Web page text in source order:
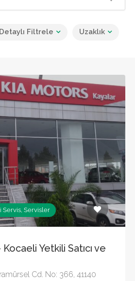
Detaylı Filtrele Uzaklık
Servis, Servisler
Yetkili Satıcı ve
Cd. No: 366, 41140